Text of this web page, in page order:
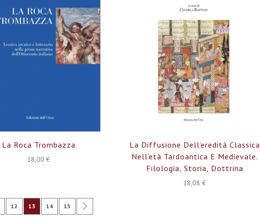
La Roca Trombazza
18,00 €
La Diffusione Dell’eredità Classica
Nell’età Tardoantica E Medievale.
Filologia, Storia, Dottrina
18,08 €
Pagina
12 Attualmente stai leggendo la pagina
13 Pagina
14 Pagina
15